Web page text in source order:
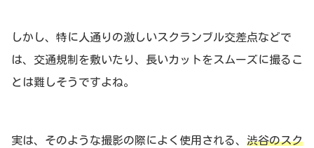
しかし、特に人通りの激しいスクランブル交差点などで
は、交通規制を敷いたり、長いカットをスムーズに撮るこ
とは難しそうですよね。
実は、そのような撮影の際によく使用される、 渋谷のスク